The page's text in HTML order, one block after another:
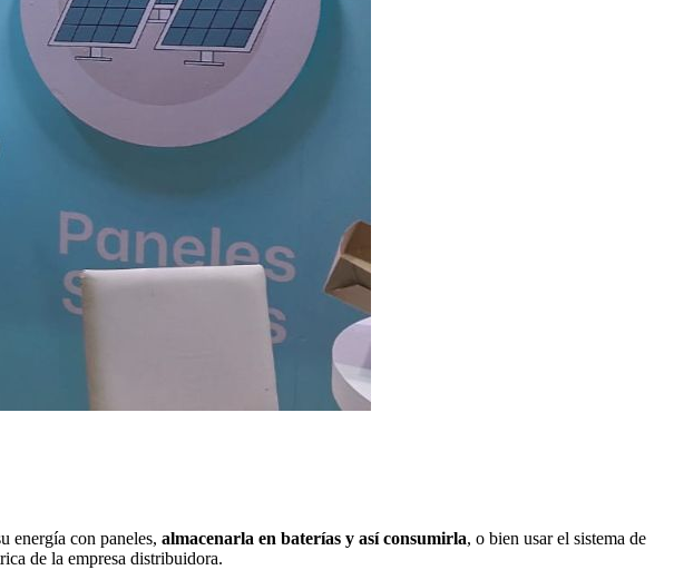
energía con paneles, almacenarla en baterías y así consumirla, o bien usar el sistema de
de la empresa distribuidora.